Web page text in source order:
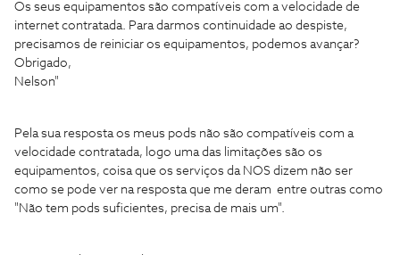
Os seus equipamentos são compatíveis com a velocidade de
internet contratada. Para darmos continuidade ao despiste,
precisamos de reiniciar os equipamentos, podemos avançar?
Obrigado,
Nelson"
Pela sua resposta os meus pods não são compatíveis com a
velocidade contratada, logo uma das limitações são os
equipamentos, coisa que os serviços da NOS dizem não ser
como se pode ver na resposta que me deram entre outras como
"Não tem pods suficientes, precisa de mais um".